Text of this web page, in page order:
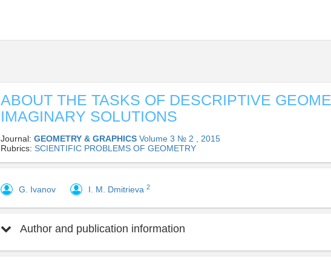
ABOUT THE TASKS OF DESCRIPTIVE
IMAGINARY SOLUTIONS
Journal: GEOMETRY & GRAPHICS Volume 3 № 2 , 2015
Rubrics: SCIENTIFIC PROBLEMS OF GEOMETRY
G. Ivanov I. M. Dmitrieva 2
Author and publication information